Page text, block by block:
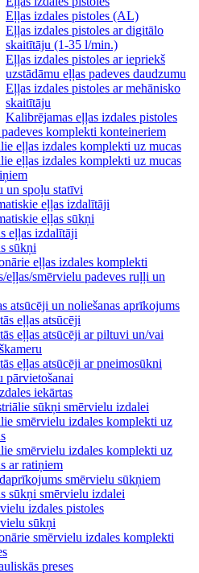
Eļļas izdales pistoles (AL)
Eļļas izdales pistoles ar digitālo
skaitītāju (1-35 l/min.)
Eļļas izdales pistoles ar iepriekš
uzstādāmu eļļas padeves daudzumu
Eļļas izdales pistoles ar mehānisko
skaitītāju
Kalibrējamas eļļas izdales pistoles
komplekti konteineriem
eļļas izdales komplekti uz mucas
eļļas izdales komplekti uz mucas
un spoļu statīvi
eļļas izdalītāji
eļļas sūkņi
eļļas izdalītāji
sūkņi
eļļas izdales komplekti
eļļas/smērvielu padeves ruļļi un
atsūcēji un noliešanas aprīkojums
eļļas atsūcēji
eļļas atsūcēji ar piltuvi un/vai
eļļas atsūcēji ar pneimosūkni
pārvietošanai
iekārtas
sūkņi smērvielu izdalei
smērvielu izdales komplekti uz
smērvielu izdales komplekti uz
ar ratiņiem
smērvielu sūkņiem
sūkņi smērvielu izdalei
izdales pistoles
sūkņi
smērvielu izdales komplekti
preses